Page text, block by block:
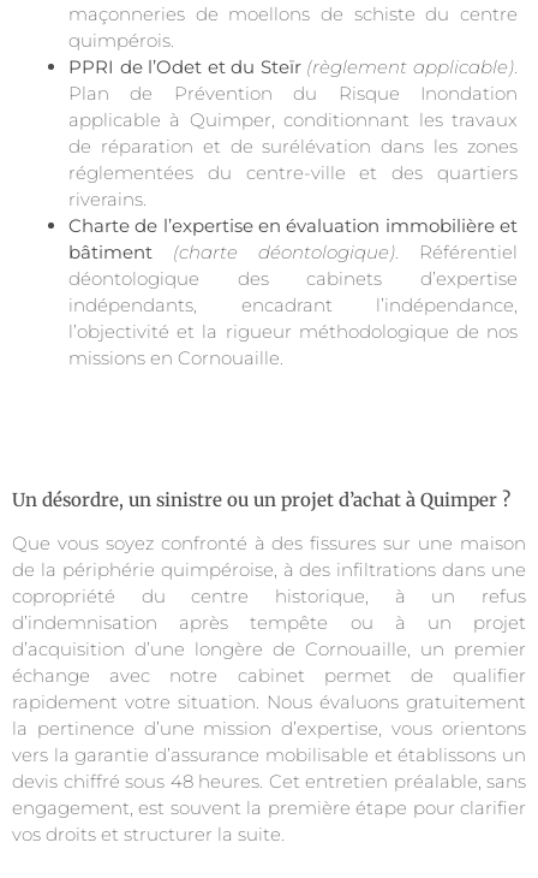
maçonneries de moellons de schiste du centre
quimpérois.
PPRI de l’Odet et du Steïr (règlement applicable).
Plan de Prévention du Risque Inondation
applicable à Quimper, conditionnant les travaux
de réparation et de surélévation dans les zones
réglementées du centre-ville et des quartiers
riverains.
Charte de l’expertise en évaluation immobilière et
bâtiment
(charte déontologique). Référentiel
déontologique des cabinets d’expertise
indépendants, encadrant l’indépendance,
l’objectivité et la rigueur méthodologique de nos
missions en Cornouaille.
Un désordre, un sinistre ou un projet d’achat à Quimper ?
Que vous soyez confronté à des fissures sur une maison
de la périphérie quimpéroise, à des infiltrations dans une
copropriété du centre historique, à un refus
d’indemnisation après tempête ou à un projet
d’acquisition d’une longère de Cornouaille, un premier
échange avec notre cabinet permet de qualifier
rapidement votre situation. Nous évaluons gratuitement
la pertinence d’une mission d’expertise, vous orientons
vers la garantie d’assurance mobilisable et établissons un
devis chiffré sous 48 heures. Cet entretien préalable, sans
engagement, est souvent la première étape pour clarifier
vos droits et structurer la suite.